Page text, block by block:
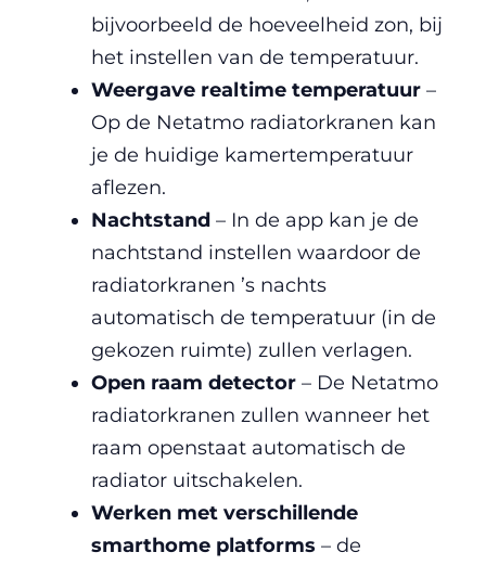
bijvoorbeeld de hoeveelheid zon, bij
het instellen van de temperatuur.
Weergave realtime temperatuur –
Op de Netatmo radiatorkranen kan
je de huidige kamertemperatuur
aflezen.
Nachtstand – In de app kan je de
nachtstand instellen waardoor de
radiatorkranen ’s nachts
automatisch de temperatuur (in de
gekozen ruimte) zullen verlagen.
Open raam detector – De Netatmo
radiatorkranen zullen wanneer het
raam openstaat automatisch de
radiator uitschakelen.
Werken met verschillende
smarthome platforms – de